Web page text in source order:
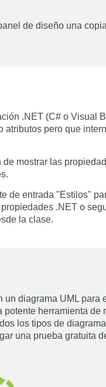
de diseño una
.NET (C# o Visual
pero que
mostrar las
de entrada "Estilos"
.NET o
la clase.
diagrama UML para
herramienta de
los tipos de
una prueba gratuita